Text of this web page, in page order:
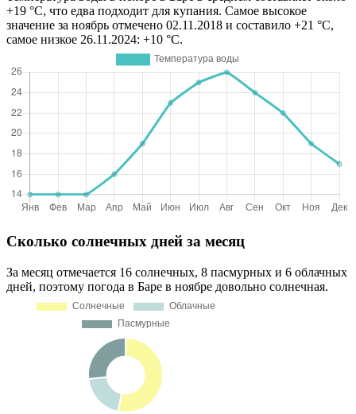
+19 °C, что едва подходит для купания. Самое высокое
значение за ноябрь отмечено 02.11.2018 и составило +21 °C,
самое низкое 26.11.2024: +10 °C.
Сколько солнечных дней за месяц
За месяц отмечается 16 солнечных, 8 пасмурных и 6 облачных
дней, поэтому погода в Баре в ноябре довольно солнечная.